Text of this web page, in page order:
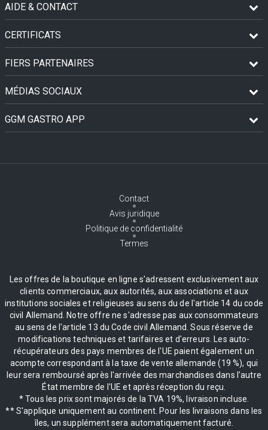
AIDE & CONTACT
CERTIFICATS
FIERS PARTENAIRES
MÉDIAS SOCIAUX
GGM GASTRO APP
Contact
Avis juridique
Politique de confidentialité
Termes
Les offres de la boutique en ligne s'adressent exclusivement aux
clients commerciaux, aux autorités, aux associations et aux
institutions sociales et religieuses au sens du de l'article 14 du code
civil Allemand. Notre offre ne s'adresse pas aux consommateurs
au sens de l'article 13 du Code civil Allemand. Sous réserve de
modifications techniques et tarifaires et d'erreurs. Les auto-
récupérateurs des pays membres de l'UE paient également un
acompte correspondant à la taxe de vente allemande (19 %), qui
leur sera remboursé après l'arrivée des marchandises dans l'autre
État membre de l'UE et après réception du reçu.
* Tous les prix sont majorés de la TVA 19%, livraison incluse.
** S'applique uniquement au continent. Pour les livraisons dans les
îles, un supplément sera automatiquement facturé.